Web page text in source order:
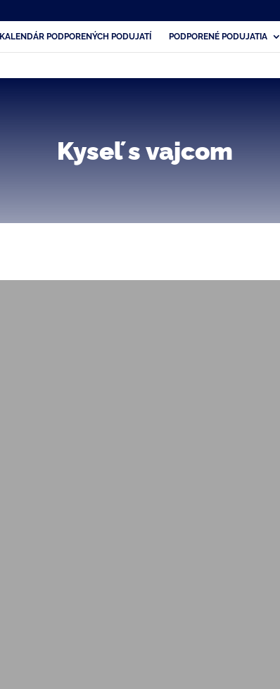
KALENDÁR PODPORENÝCH PODUJATÍ PODPORENÉ PODUJATIA
Kyseľ s vajcom